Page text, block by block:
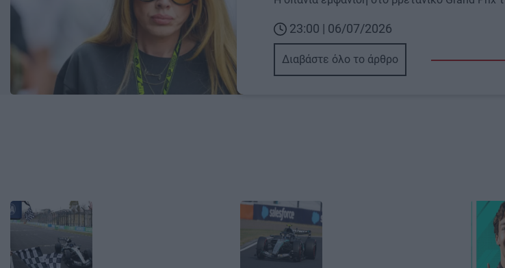
23:00 | 06/07/2026
Διαβάστε όλο το άρθρο
Image Image Image